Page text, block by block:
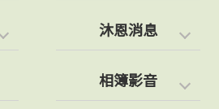
沐恩消息
相簿影音